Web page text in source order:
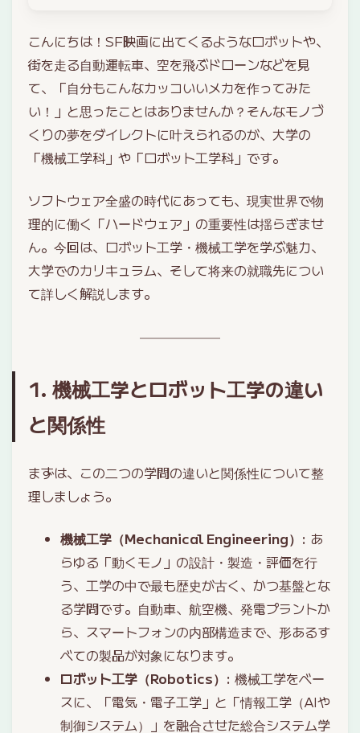
こんにちは！SF映画に出てくるようなロボットや、
街を走る自動運転車、空を飛ぶドローンなどを見
て、「自分もこんなカッコいいメカを作ってみた
い！」と思ったことはありませんか？そんなモノづ
くりの夢をダイレクトに叶えられるのが、大学の
「機械工学科」や「ロボット工学科」です。
ソフトウェア全盛の時代にあっても、現実世界で物
理的に働く「ハードウェア」の重要性は揺らぎませ
ん。今回は、ロボット工学・機械工学を学ぶ魅力、
大学でのカリキュラム、そして将来の就職先につい
て詳しく解説します。
1. 機械工学とロボット工学の違い
と関係性
まずは、この二つの学問の違いと関係性について整
理しましょう。
機械工学（Mechanical Engineering） : あ
らゆる「動くモノ」の設計・製造・評価を行
う、工学の中で最も歴史が古く、かつ基盤とな
る学問です。自動車、航空機、発電プラントか
ら、スマートフォンの内部構造まで、形あるす
べての製品が対象になります。
ロボット工学（Robotics） : 機械工学をベー
スに、「電気・電子工学」と「情報工学（AIや
制御システム）」を融合させた総合システム学